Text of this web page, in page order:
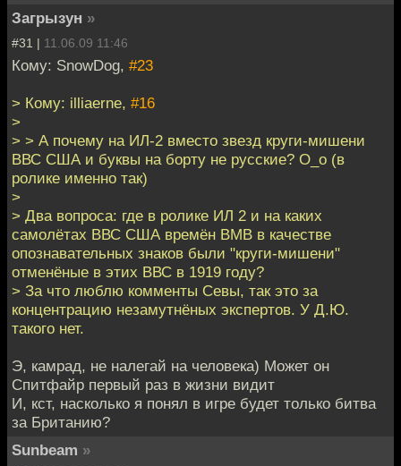
Загрызун »
#31 | 11.06.09 11:46
Кому: SnowDog, #23
> Кому: illiaerne, #16
>
> > А почему на ИЛ-2 вместо звезд круги-мишени
ВВС США и буквы на борту не русские? О_о (в
ролике именно так)
>
> Два вопроса: где в ролике ИЛ 2 и на каких
самолётах ВВС США времён ВМВ в качестве
опознавательных знаков были "круги-мишени"
отменёные в этих ВВС в 1919 году?
> За что люблю комменты Севы, так это за
концентрацию незамутнёных экспертов. У Д.Ю.
такого нет.
Э, камрад, не налегай на человека) Может он
Спитфайр первый раз в жизни видит
И, кст, насколько я понял в игре будет только битва
за Британию?
Sunbeam »